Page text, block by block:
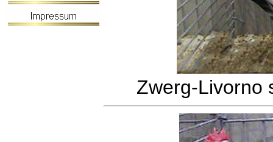
Zwerg-Livorno